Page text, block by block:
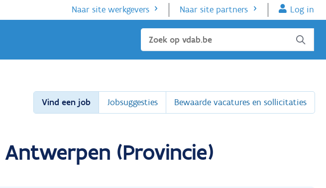
Naar site werkgevers Naar site partners Log in
Sluiten
Vind een job Jobsuggesties Bewaarde vacatures en sollicitaties
Antwerpen (Provincie)